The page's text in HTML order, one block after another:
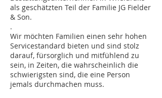
als geschätzten Teil der Familie JG Fielder
& Son.
.
Wir möchten Familien einen sehr hohen
Servicestandard bieten und sind stolz
darauf, fürsorglich und mitfühlend zu
sein, in Zeiten, die wahrscheinlich die
schwierigsten sind, die eine Person
jemals durchmachen muss.